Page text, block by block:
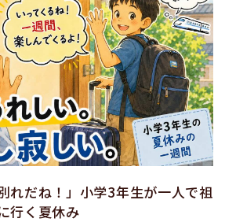
れだね！」小学3年生が一人で祖
行く夏休み